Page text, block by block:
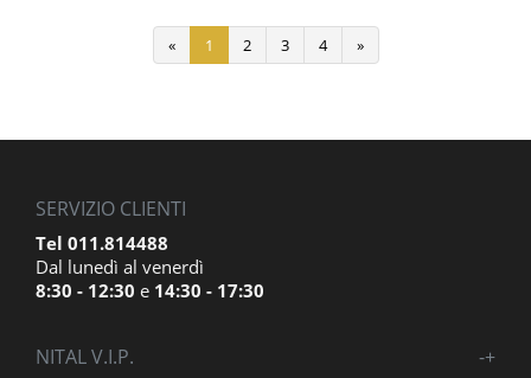
« 1 2 3 4 »
SERVIZIO CLIENTI
Tel 011.814488
Dal lunedì al venerdì
8:30 - 12:30 e 14:30 - 17:30
NITAL V.I.P. +
-